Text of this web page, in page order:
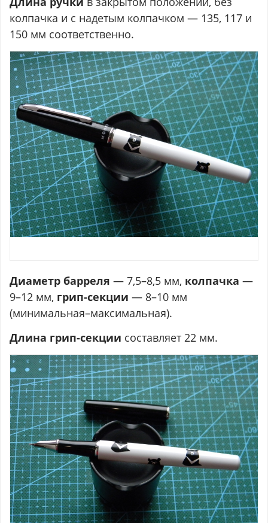
колпачка и с надетым колпачком — 135, 117 и
150 мм соответственно.
Диаметр барреля — 7,5–8,5 мм, колпачка—
9–12 мм, грип-секции — 8–10 мм
(минимальная–максимальная).
Длина грип-секции составляет 22 мм.